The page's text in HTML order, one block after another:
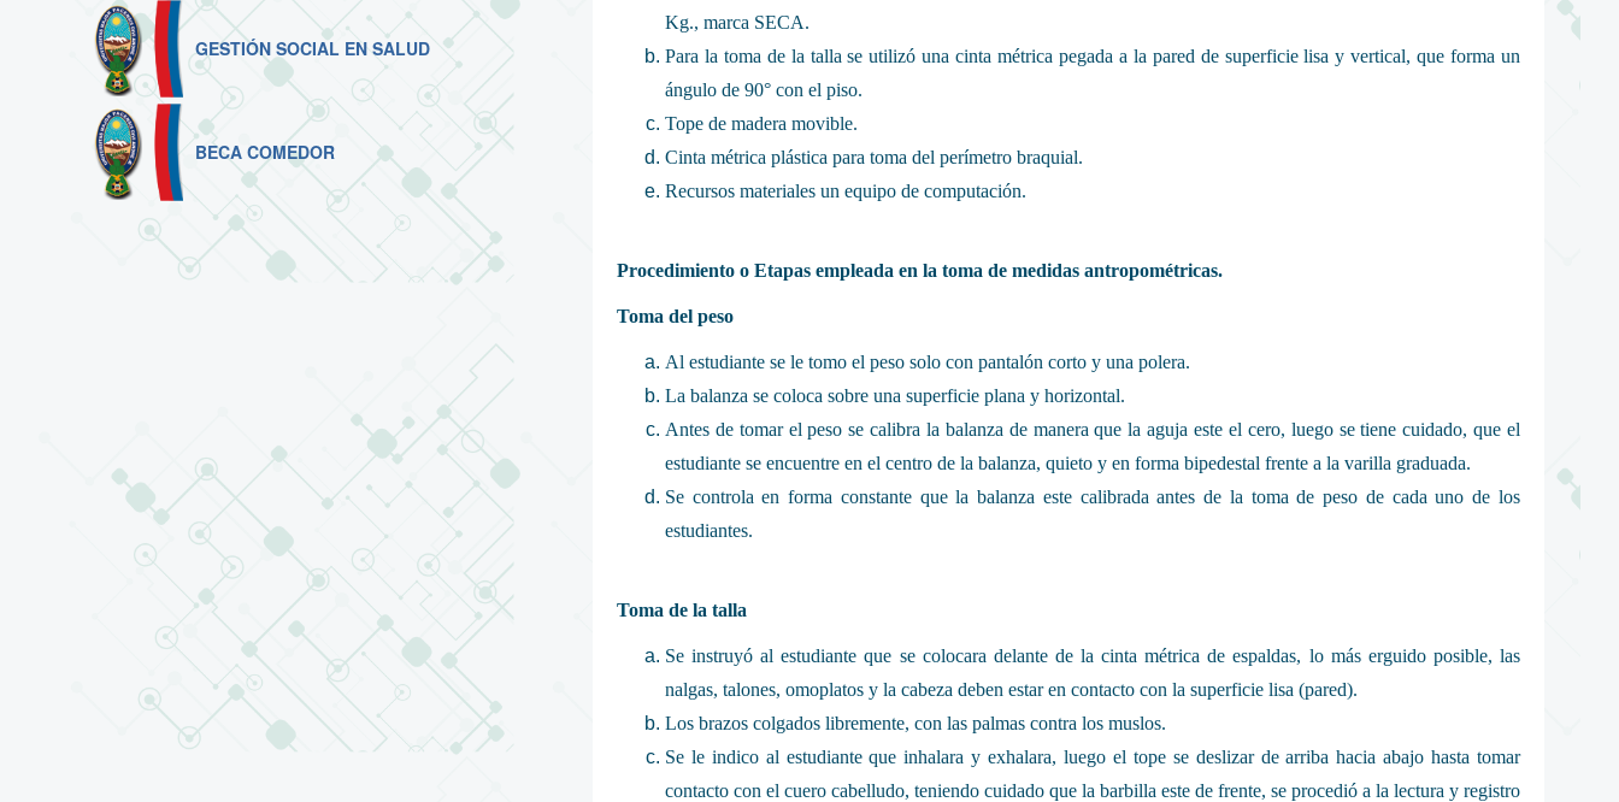
GESTIÓN SOCIAL EN SALUD
BECA COMEDOR
Kg., marca SECA.
Para la toma de la talla se utilizó una cinta métrica pegada a la pared de superficie lisa y vertical, que forma un
ángulo de 90° con el piso.
Tope de madera movible.
Cinta métrica plástica para toma del perímetro braquial.
Recursos materiales un equipo de computación.
Procedimiento o Etapas empleada en la toma de medidas antropométricas.
Toma del peso
Al estudiante se le tomo el peso solo con pantalón corto y una polera.
La balanza se coloca sobre una superficie plana y horizontal.
Antes de tomar el peso se calibra la balanza de manera que la aguja este el cero, luego se tiene cuidado, que el
estudiante se encuentre en el centro de la balanza, quieto y en forma bipedestal frente a la varilla graduada.
Se controla en forma constante que la balanza este calibrada antes de la toma de peso de cada uno de los
estudiantes.
Toma de la talla
Se instruyó al estudiante que se colocara delante de la cinta métrica de espaldas, lo más erguido posible, las
nalgas, talones, omoplatos y la cabeza deben estar en contacto con la superficie lisa (pared).
Los brazos colgados libremente, con las palmas contra los muslos.
Se le indico al estudiante que inhalara y exhalara, luego el tope se deslizar de arriba hacia abajo hasta tomar
contacto con el cuero cabelludo, teniendo cuidado que la barbilla este de frente, se procedió a la lectura y registro